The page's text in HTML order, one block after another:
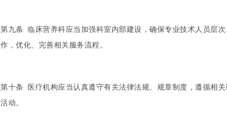
第九条 临床营养科应当加强科室内部建设，确保专业技术人员层
作，优化、完善相关服务流程。
第十条 医疗机构应当认真遵守有关法律法规、规章制度，遵循相
活动。